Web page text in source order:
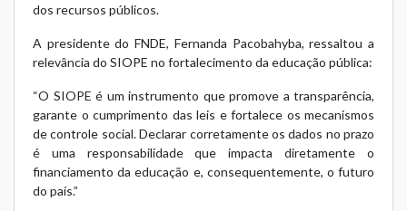
dos recursos públicos.
A presidente do FNDE, Fernanda Pacobahyba, ressaltou a
relevância do SIOPE no fortalecimento da educação pública:
“O SIOPE é um instrumento que promove a transparência,
garante o cumprimento das leis e fortalece os mecanismos
de controle social. Declarar corretamente os dados no prazo
é uma responsabilidade que impacta diretamente o
financiamento da educação e, consequentemente, o futuro
do país.”